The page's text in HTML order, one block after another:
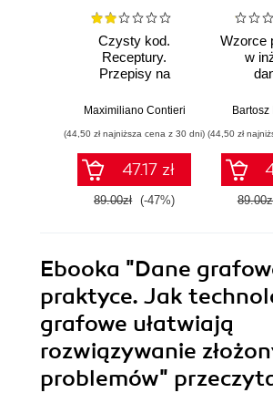
Czysty kod.
Receptury.
Przepisy na
struktury i jakości
Maximiliano Contieri
(44,50 zł najniższa cena z 30 dni)
47.17 zł
89.00zł (-47%)
Wzorce
w
Bartosz
(44,50 zł
Ebooka "Dane
praktyce. Jak
grafowe ułatwiają
rozwiązywanie
problemów"